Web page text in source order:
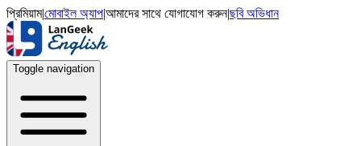
প্রিমিয়াম|মোবাইল অ্যাপ|আমাদের সাথে যোগাযোগ করুন|ছবি অভিধান
Toggle navigation